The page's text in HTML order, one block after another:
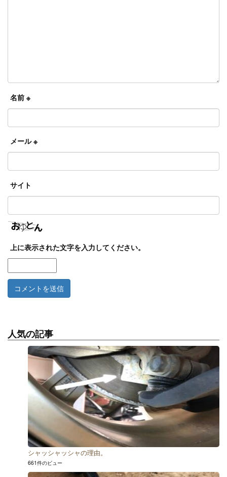
名前 ※
メール※
サイト
上に表示された文字を入力してください。
人気の記事
シャッシャッシャの理由。
661件のビュー